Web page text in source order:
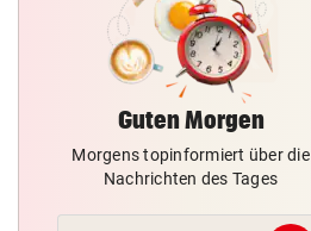
Guten Morgen
Morgens topinformiert über die
Nachrichten des Tages